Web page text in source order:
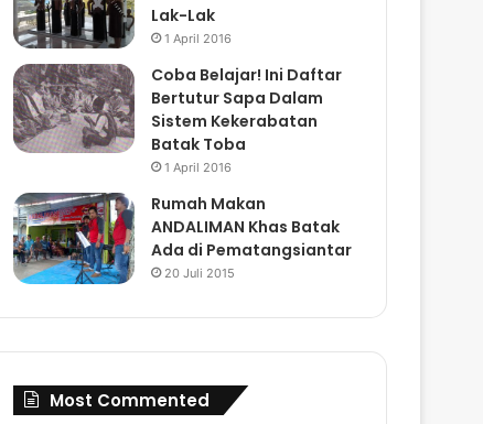
Lak-Lak
1 April 2016
Coba Belajar! Ini Daftar
Bertutur Sapa Dalam
Sistem Kekerabatan
Batak Toba
1 April 2016
Rumah Makan
ANDALIMAN Khas Batak
Ada di Pematangsiantar
20 Juli 2015
Most Commented